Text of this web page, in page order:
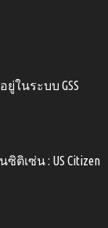
ในระบบ GSS
ติเซ่น : US Citizen